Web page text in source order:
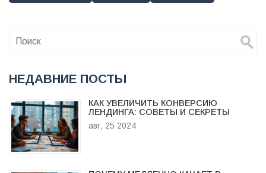
НЕДАВНИЕ ПОСТЫ
КАК УВЕЛИЧИТЬ КОНВЕРСИЮ
ЛЕНДИНГА: СОВЕТЫ И СЕКРЕТЫ
авг, 25 2024